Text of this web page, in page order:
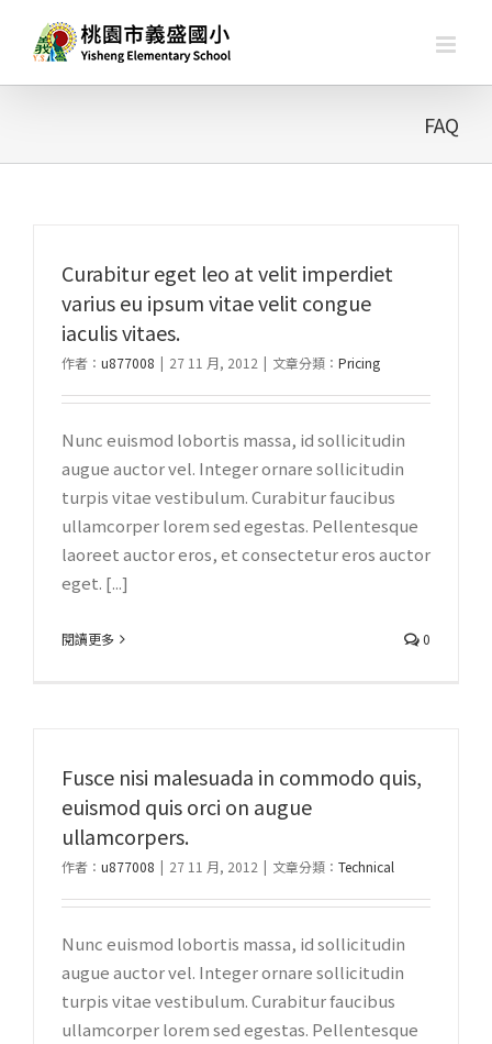
FAQ
Curabitur eget leo at velit imperdiet
varius eu ipsum vitae velit congue
iaculis vitaes.
作者： u877008 | 27 11 月, 2012 | 文章分類： Pricing
Nunc euismod lobortis massa, id sollicitudin
augue auctor vel. Integer ornare sollicitudin
turpis vitae vestibulum. Curabitur faucibus
ullamcorper lorem sed egestas. Pellentesque
laoreet auctor eros, et consectetur eros auctor
eget. [...]
閱讀更多 0
Fusce nisi malesuada in commodo quis,
euismod quis orci on augue
ullamcorpers.
作者： u877008 | 27 11 月, 2012 | 文章分類： Technical
Nunc euismod lobortis massa, id sollicitudin
augue auctor vel. Integer ornare sollicitudin
turpis vitae vestibulum. Curabitur faucibus
ullamcorper lorem sed egestas. Pellentesque